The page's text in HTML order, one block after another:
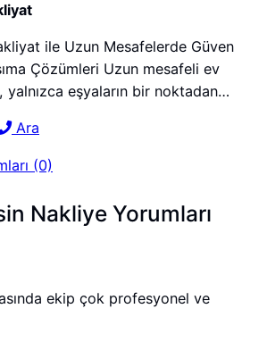
ile Uzun Mesafelerde Güven
Çözümleri Uzun mesafeli ev
yalnızca eşyaların bir noktadan…
Ara
(0)
Nakliye Yorumları
ekip çok profesyonel ve